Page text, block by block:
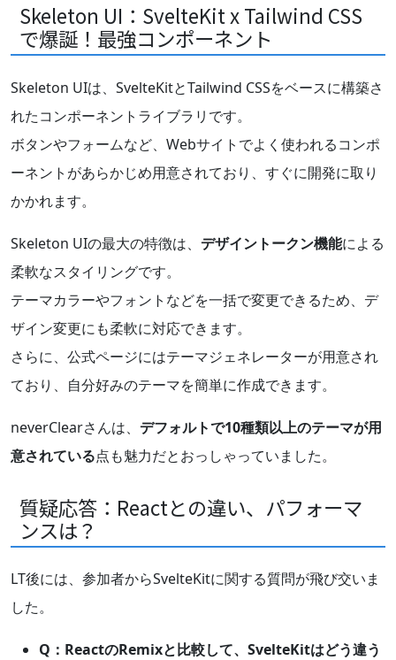
Skeleton UI：SvelteKit x Tailwind CSS
で爆誕！最強コンポーネント
Skeleton UIは、SvelteKitとTailwind CSSをベースに構築さ
れたコンポーネントライブラリです。
ボタンやフォームなど、Webサイトでよく使われるコンポ
ーネントがあらかじめ用意されており、すぐに開発に取り
かかれます。
Skeleton UIの最大の特徴は、 デザイントークン機能による
柔軟なスタイリングです。
テーマカラーやフォントなどを一括で変更できるため、デ
ザイン変更にも柔軟に対応できます。
さらに、公式ページにはテーマジェネレーターが用意され
ており、自分好みのテーマを簡単に作成できます。
neverClearさんは、 デフォルトで10種類以上のテーマが用
意されている点も魅力だとおっしゃっていました。
質疑応答：Reactとの違い、パフォーマ
ンスは？
LT後には、参加者からSvelteKitに関する質問が飛び交いま
した。
Q：ReactのRemixと比較して、SvelteKitはどう違う